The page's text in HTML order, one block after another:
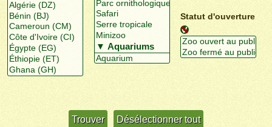
Statut d'ouverture